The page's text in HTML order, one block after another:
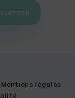
Mentions légales